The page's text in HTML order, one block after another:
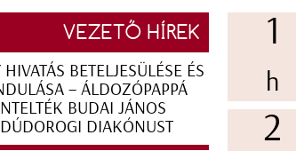
1
h
2
VEZETŐ HÍREK
HIVATÁS BETELJESÜLÉSE ÉS
– ÁLDOZÓPAPPÁ
BUDAI JÁNOS
DIAKÓNUST